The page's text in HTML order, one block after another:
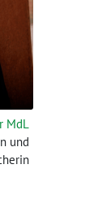
MdL
und